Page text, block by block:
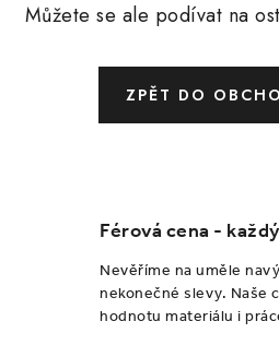
ČEPICE
DOPRODEJ ŠATŮ
Můžete se ale podívat na
ZPĚT DO
Férová cena -
Nevěříme na uměle
nekonečné slevy. Naše
hodnotu materiálu i